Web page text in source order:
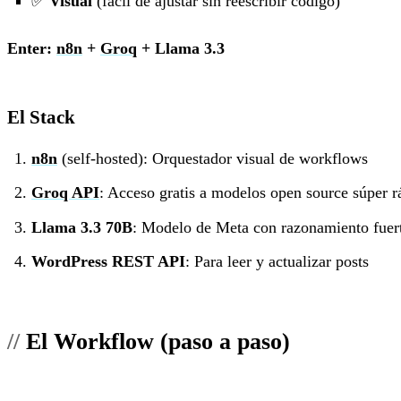
Enter: n8n + Groq + Llama 3.3
El Stack
n8n (self-hosted): Orquestador visual de workflows
Groq API: Acceso gratis a modelos open source súper
Llama 3.3 70B: Modelo de Meta con razonamiento
WordPress REST API: Para leer y actualizar posts
El Workflow (paso a paso)